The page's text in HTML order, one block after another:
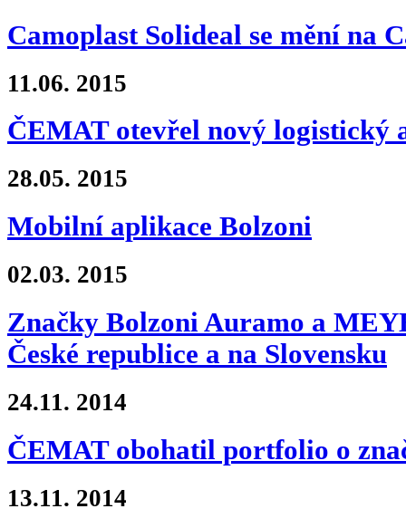
Camoplast Solideal se mění na
11.06. 2015
ČEMAT otevřel nový logistický
28.05. 2015
Mobilní aplikace Bolzoni
02.03. 2015
Značky Bolzoni Auramo a
České republice a na Slovensku
24.11. 2014
ČEMAT obohatil portfolio o
13.11. 2014